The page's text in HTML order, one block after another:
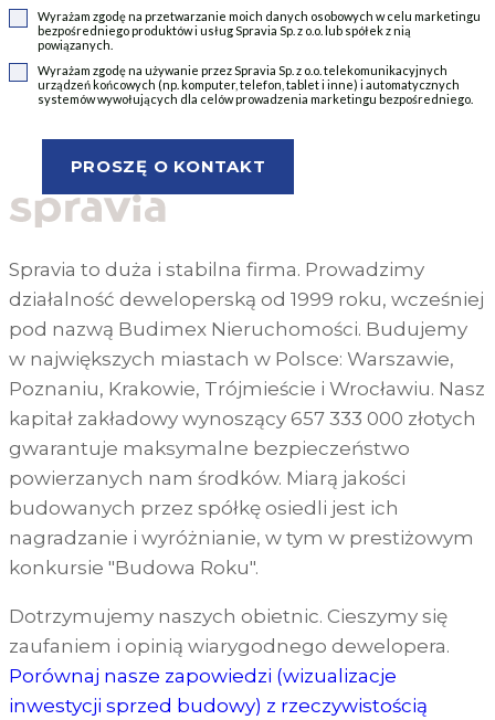
Wyrażam zgodę na przetwarzanie moich danych osobowych w celu marketingu
bezpośredniego produktów i usług Spravia Sp. z o.o. lub spółek z nią
powiązanych.
Wyrażam zgodę na używanie przez Spravia Sp. z o.o. telekomunikacyjnych
urządzeń końcowych (np. komputer, telefon, tablet i inne) i automatycznych
systemów wywołujących dla celów prowadzenia marketingu bezpośredniego.
Spravia to duża i stabilna firma. Prowadzimy
działalność deweloperską od 1999 roku, wcześniej
pod nazwą Budimex Nieruchomości. Budujemy
w największych miastach w Polsce: Warszawie,
Poznaniu, Krakowie, Trójmieście i Wrocławiu. Nasz
kapitał zakładowy wynoszący 657 333 000 złotych
gwarantuje maksymalne bezpieczeństwo
powierzanych nam środków. Miarą jakości
budowanych przez spółkę osiedli jest ich
nagradzanie i wyróżnianie, w tym w prestiżowym
konkursie "Budowa Roku".
Dotrzymujemy naszych obietnic. Cieszymy się
zaufaniem i opinią wiarygodnego dewelopera.
Porównaj nasze zapowiedzi (wizualizacje
inwestycji sprzed budowy) z rzeczywistością